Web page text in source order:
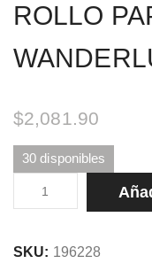
ROLLO
$2,081.90
30 disponibles
ROLLO
PAPEL
WANDERLUST
SKU: 196228